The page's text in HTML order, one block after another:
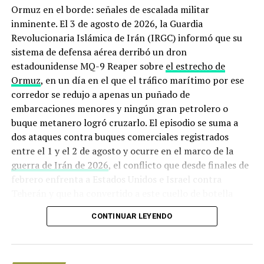
Ormuz en el borde: señales de escalada militar
inminente. El 3 de agosto de 2026, la Guardia
Revolucionaria Islámica de Irán (IRGC) informó que su
sistema de defensa aérea derribó un dron
estadounidense MQ-9 Reaper sobre el estrecho de
Ormuz, en un día en el que el tráfico marítimo por ese
corredor se redujo a apenas un puñado de
embarcaciones menores y ningún gran petrolero o
buque metanero logró cruzarlo. El episodio se suma a
dos ataques contra buques comerciales registrados
entre el 1 y el 2 de agosto y ocurre en el marco de la
guerra de Irán de 2026, el conflicto que desde finales de
febrero enfrenta a Estados Unidos e Israel contra
marítimo en uno de los puntos más peligrosos del
Origen de la crisis: de los ataques
CONTINUAR LEYENDO